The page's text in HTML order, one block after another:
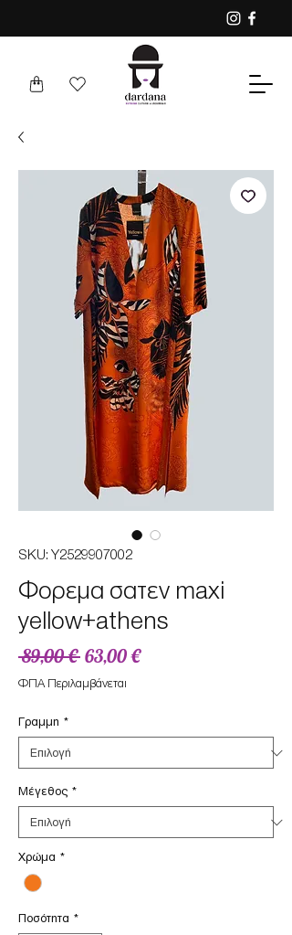
SKU: Y2529907002
Φορεμα σατεν maxi
yellow+athens
89,00 € Κανονική
τιμή
63,00 €Τιμή
ΦΠΑ Περιλαμβάνεται
Γραμμη *
Μέγεθος *
Χρώμα *
Ποσότητα *